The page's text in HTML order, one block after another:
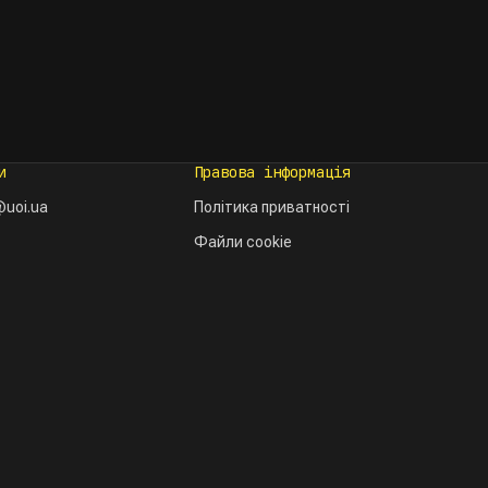
Правова інформація
Політика приватності
Файли cookie